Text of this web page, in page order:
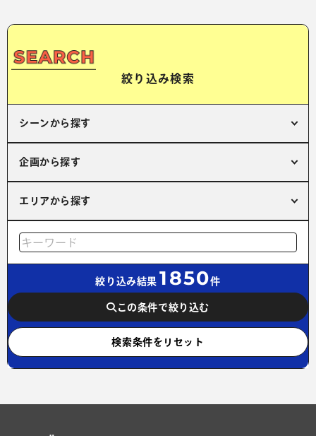
絞り込み検索
シーンから探す
企画から探す
エリアから探す
絞り込み結果 1850件
この条件で絞り込む
検索条件をリセット